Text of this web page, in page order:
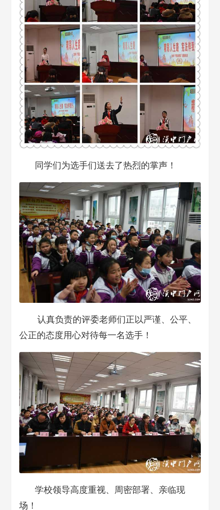
同学们为选手们送去了热烈的掌声！
认真负责的评委老师们正以严谨、公平、
公正的态度用心对待每一名选手！
学校领导高度重视、周密部署、亲临现
场！